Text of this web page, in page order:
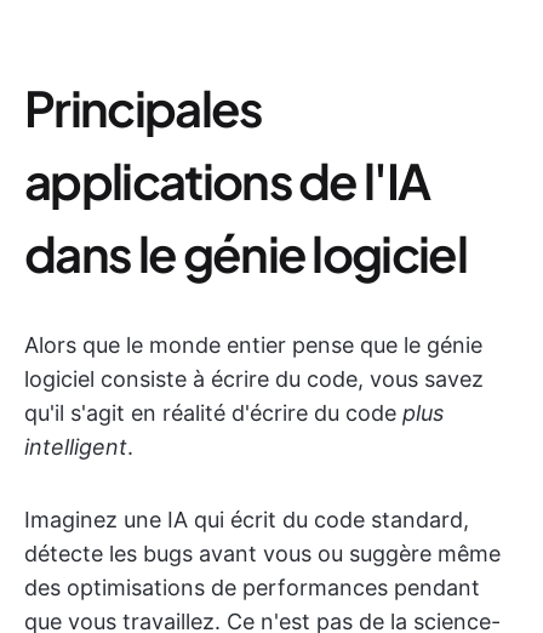
Principales
applications de l'IA
dans le génie logiciel
Alors que le monde entier pense que le génie
logiciel consiste à écrire du code, vous savez
qu'il s'agit en réalité d'écrire du code plus
intelligent.
Imaginez une IA qui écrit du code standard,
détecte les bugs avant vous ou suggère même
des optimisations de performances pendant
que vous travaillez. Ce n'est pas de la science-